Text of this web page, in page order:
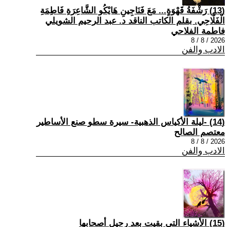
(13) رَشْفَةُ قَهْوَةٍ... مَعَ فَنَاجِينِ هَايْكُو الشَّاعِرَةِ فَاطِمَةِ
الْفَلَّاحِي. بقلم الكاتب الناقد د. عبد الرحيم الشويلي
فاطمة الفلاحي
2026 / 8 / 8
الادب والفن
(14) -ليلة الأكياس الذهبية- سيرة سطو صنع الأساطير
معتصم الصالح
2026 / 8 / 8
الادب والفن
(15) الأشياء التي بقيت بعد رحيل أصحابها